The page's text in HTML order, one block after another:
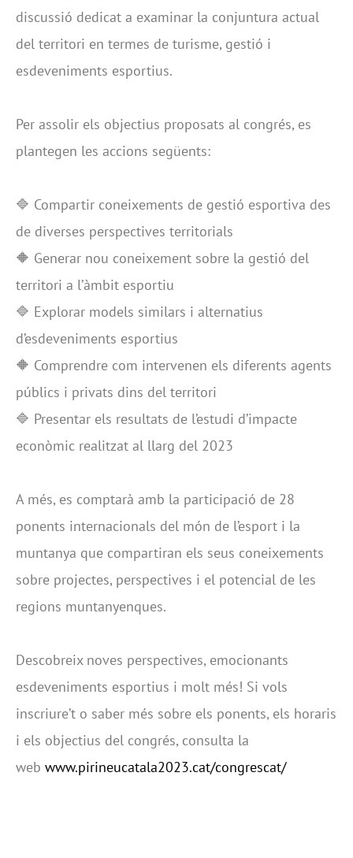
discussió dedicat a examinar la conjuntura actual
del territori en termes de turisme, gestió i
esdeveniments esportius.
Per assolir els objectius proposats al congrés, es
plantegen les accions següents:
🔷 Compartir coneixements de gestió esportiva des
de diverses perspectives territorials
🔶 Generar nou coneixement sobre la gestió del
territori a l’àmbit esportiu
🔷 Explorar models similars i alternatius
d’esdeveniments esportius
🔶 Comprendre com intervenen els diferents agents
públics i privats dins del territori
🔷 Presentar els resultats de l’estudi d’impacte
econòmic realitzat al llarg del 2023
A més, es comptarà amb la participació de 28
ponents internacionals del món de l’esport i la
muntanya que compartiran els seus coneixements
sobre projectes, perspectives i el potencial de les
regions muntanyenques.
Descobreix noves perspectives, emocionants
esdeveniments esportius i molt més! Si vols
inscriure’t o saber més sobre els ponents, els horaris
i els objectius del congrés, consulta la
web www.pirineucatala2023.cat/congrescat/